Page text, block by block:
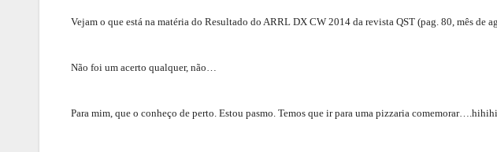
Vejam o que está na matéria do Resultado do ARRL DX CW 2014 da revista QST (pag. 80, mês de
Não foi um acerto qualquer, não…
Para mim, que o conheço de perto. Estou pasmo. Temos que ir para uma pizzaria comemorar….hihihi